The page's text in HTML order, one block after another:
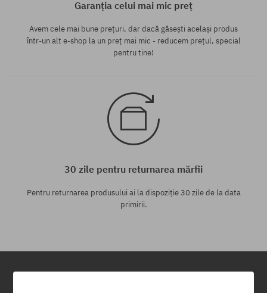
Garanția celui mai mic preț
Avem cele mai bune prețuri, dar dacă găsești același produs
într-un alt e-shop la un preț mai mic - reducem prețul, special
pentru tine!
30 zile pentru returnarea mărfii
Pentru returnarea produsului ai la dispoziție 30 zile de la data
primirii.